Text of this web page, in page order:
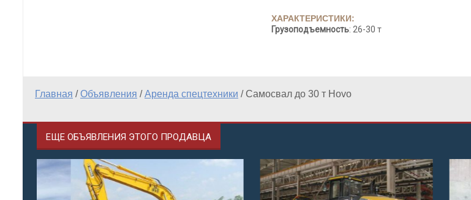
ХАРАКТЕРИСТИКИ:
Грузоподъемность: 26-30 т
Главная /Объявления /Аренда спецтехники / Самосвал до 30 т Hovo
ЕЩЕ ОБЪЯВЛЕНИЯ ЭТОГО ПРОДАВЦА